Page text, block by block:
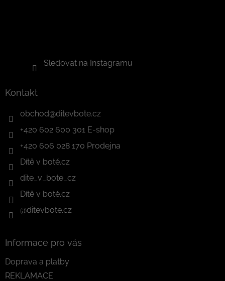
Sledovat na Instagramu
Kontakt
obchod@ditevbote.cz
+420 602 600 301 E-shop
+420 606 028 170 Prodejna
Dítě v botě.cz
dite_v_bote_cz
Dítě v botě.cz
@ditevbote.cz
Informace pro vás
Doprava a platby
REKLAMACE